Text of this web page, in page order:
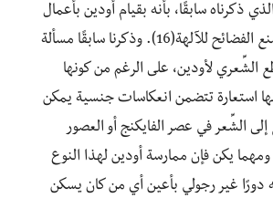
ذكرناه سابقًا، بأنه بقيام أودين بأعمال
النساء فقد جلب أشنع الفضائح للآلهة(16). وذكرنا سابقًا مسألة
الشِّعري لأودين، على الرغم من كونها
استعارة تتضمن انعكاسات جنسية يمكن
الشِّعر في عصر الفايكنج أو العصور
يكن فإن ممارسة أودين لهذا النوع
دورًا غير رجولي بأعين أي من كان يسكن